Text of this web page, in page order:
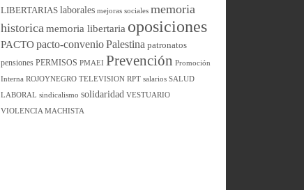
LIBERTARIAS laborales mejoras sociales memoria
historica memoria libertaria oposiciones
PACTO pacto-convenio Palestina patronatos
pensiones PERMISOS PMAEI Prevención Promoción
Interna ROJOYNEGRO TELEVISION RPT salarios SALUD
LABORAL sindicalismo solidaridad VESTUARIO
VIOLENCIA MACHISTA